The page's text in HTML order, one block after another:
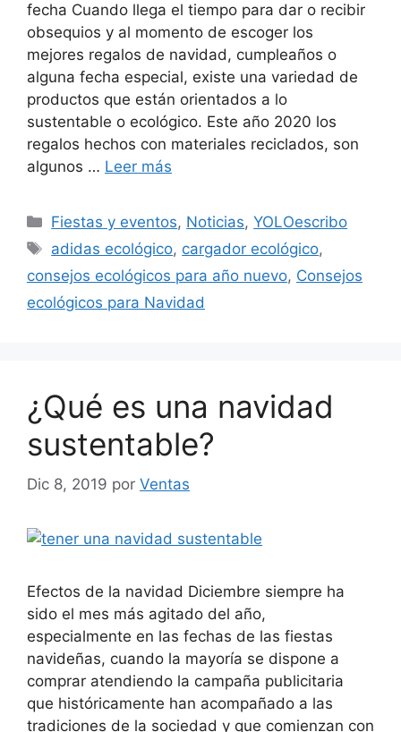
fecha Cuando llega el tiempo para dar o recibir
obsequios y al momento de escoger los
mejores regalos de navidad, cumpleaños o
alguna fecha especial, existe una variedad de
productos que están orientados a lo
sustentable o ecológico. Este año 2020 los
regalos hechos con materiales reciclados, son
algunos … Leer más
Categorías
Fiestas y eventos, Noticias,YOLOescribo
Etiquetas
adidas ecológico, cargador ecológico,
consejos ecológicos para año nuevo, Consejos
ecológicos para Navidad
¿Qué es una navidad
sustentable?
Dic 8, 2019 por Ventas
Efectos de la navidad Diciembre siempre ha
sido el mes más agitado del año,
especialmente en las fechas de las fiestas
navideñas, cuando la mayoría se dispone a
comprar atendiendo la campaña publicitaria
que históricamente han acompañado a las
tradiciones de la sociedad y que comienzan con